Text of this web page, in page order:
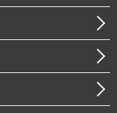
防災（政策）